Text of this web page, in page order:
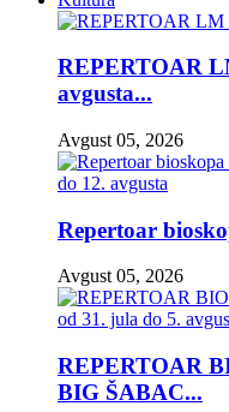
REPERTOAR
avgusta...
Avgust 05, 2026
Repertoar
Avgust 05, 2026
REPERTOAR
BIG ŠABAC...